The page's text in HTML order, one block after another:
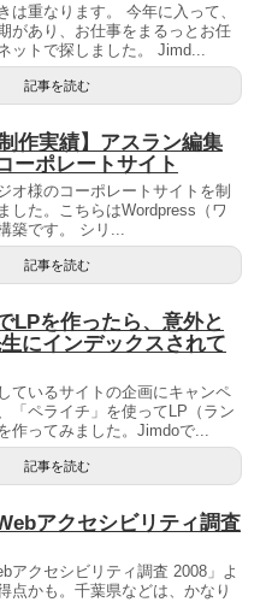
は重なります。 今年に入って、
があり、お仕事をまるっとお任
ットで探しました。 Jimd...
記事を読む
作実績】アスラン編集
ーポレートサイト
オ様のコーポレートサイトを制
した。こちらはWordpress（ワ
築です。 シリ...
記事を読む
LPを作ったら、意外と
にインデックスされて
ているサイトの企画にキャンペ
「ペライチ」を使ってLP（ラン
作ってみました。Jimdoで...
記事を読む
アクセシビリティ調査
アクセシビリティ調査 2008」よ
点かも。千葉県などは、かなり